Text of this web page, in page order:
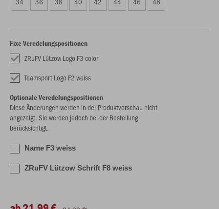
Fixe Veredelungspositionen
ZRuFV Lützow Logo F3 color
Teamsport Logo F2 weiss
Optionale Veredelungspositionen
Diese Änderungen werden in der Produktvorschau nicht
angezeigt. Sie werden jedoch bei der Bestellung
berücksichtigt.
Name F3 weiss
ZRuFV Lützow Schrift F8 weiss